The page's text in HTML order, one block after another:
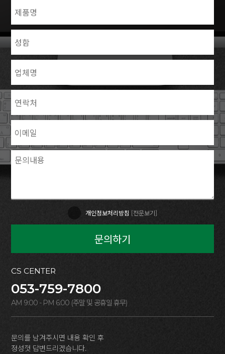
CS CENTER
053-759-7800
AM 9:00 - PM 6:00 (주말 및 공휴일 휴무)
문의를 남겨주시면 내용 확인 후
정성껏 답변드리겠습니다.
개인정보처리방침 [전문보기]
문의하기